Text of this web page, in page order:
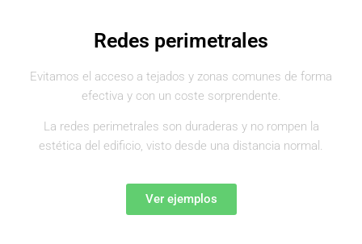
Redes perimetrales
Evitamos el acceso a tejados y zonas comunes de forma
efectiva y con un coste sorprendente.
La redes perimetrales son duraderas y no rompen la
estética del edificio, visto desde una distancia normal.
Ver ejemplos